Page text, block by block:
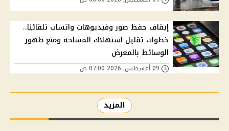
إيقاف حفظ صور وفيديوهات واتساب تلقائيًا..
خطوات تقليل استهلاك المساحة ومنع ظهور
الوسائط بالمعرض
المزيد